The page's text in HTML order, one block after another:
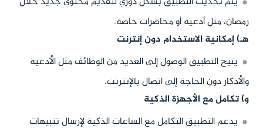
رمضان، مثل أدعية أو محاضرات خاصة.
هـ) إمكانية الاستخدام دون إنترنت
يتيح التطبيق الوصول إلى العديد من الوظائف مثل الأدعية
والأذكار دون الحاجة إلى اتصال بالإنترنت.
و) تكامل مع الأجهزة الذكية
يدعم التطبيق التكامل مع الساعات الذكية لإرسال تنبيهات